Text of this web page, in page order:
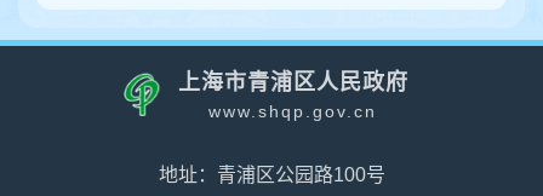
上海市青浦区人民政府
www.shqp.gov.cn
地址：青浦区公园路100号